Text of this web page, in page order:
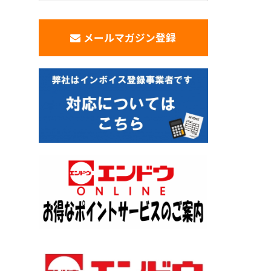
メールマガジン登録